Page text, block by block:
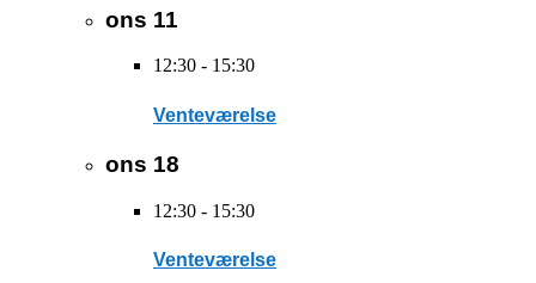
ons 11
12:30 - 15:30
Venteværelse
ons 18
12:30 - 15:30
Venteværelse